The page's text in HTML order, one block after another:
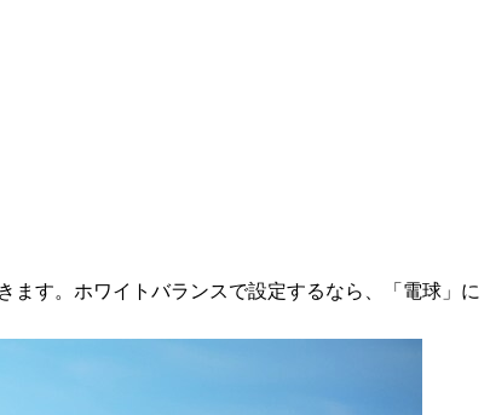
す。ホワイトバランスで設定するなら、「電球」に